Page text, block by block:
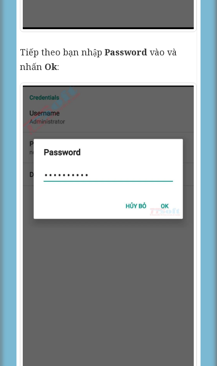
Tiếp theo bạn nhậpPassword vào và
nhấn Ok: